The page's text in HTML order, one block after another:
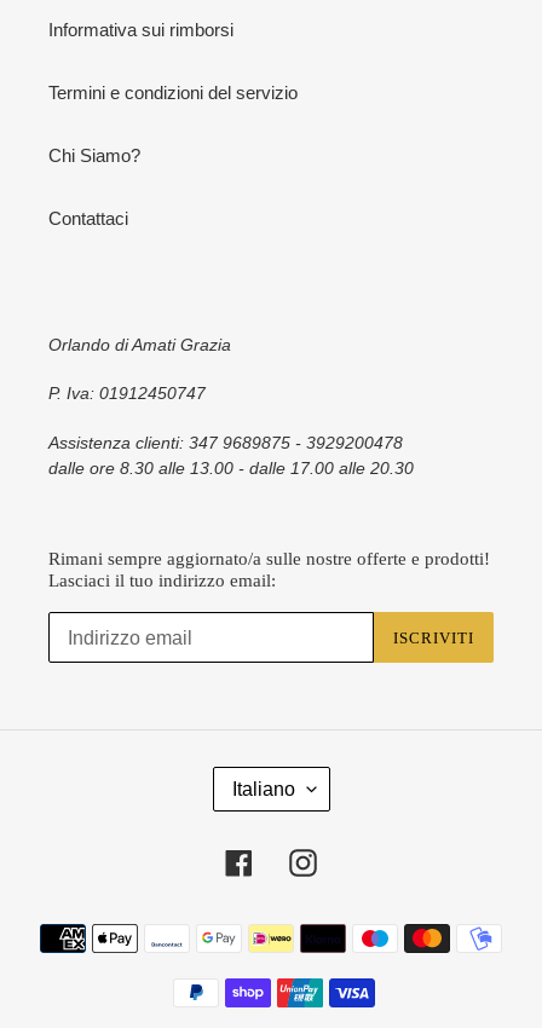
Informativa sui rimborsi
Termini e condizioni del servizio
Chi Siamo?
Contattaci
Orlando di Amati Grazia
P. Iva: 01912450747
Assistenza clienti: 347 9689875 - 3929200478
dalle ore 8.30 alle 13.00 - dalle 17.00 alle 20.30
Rimani sempre aggiornato/a sulle nostre offerte e prodotti!
Lasciaci il tuo indirizzo email:
ISCRIVITI
I
G
U
Italiano
FacebookInstagram
Metodi
di
pagamento